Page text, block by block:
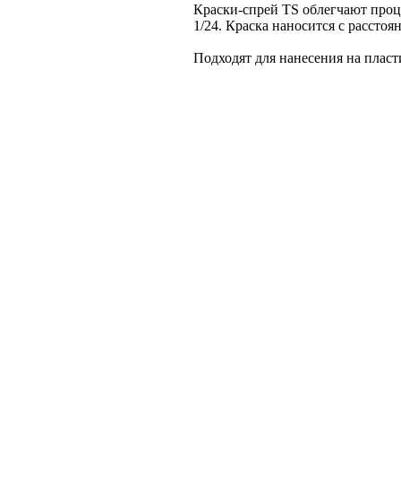
Краски-спрей TS облегчают
1/24. Краска наносится с
Подходят для нанесения на